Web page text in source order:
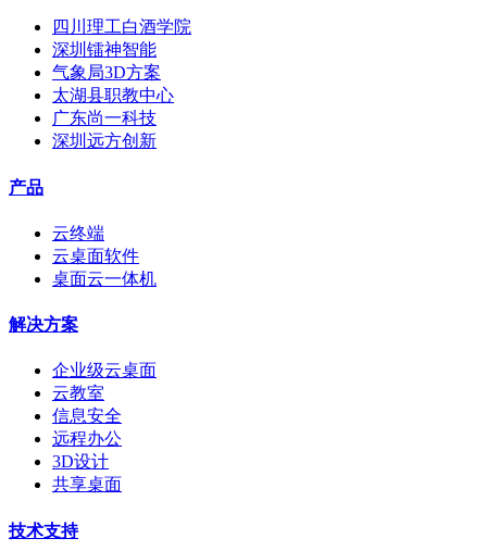
四川理工白酒学院
深圳镭神智能
气象局3D方案
太湖县职教中心
广东尚一科技
深圳远方创新
产品
云终端
云桌面软件
桌面云一体机
解决方案
企业级云桌面
云教室
信息安全
远程办公
3D设计
共享桌面
技术支持